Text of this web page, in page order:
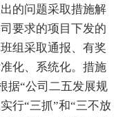
的问题采取措施解
要求的项目下发的
组采取通报、有奖
化、系统化。措施
据“公司二五发展规
行“三抓”和“三不放